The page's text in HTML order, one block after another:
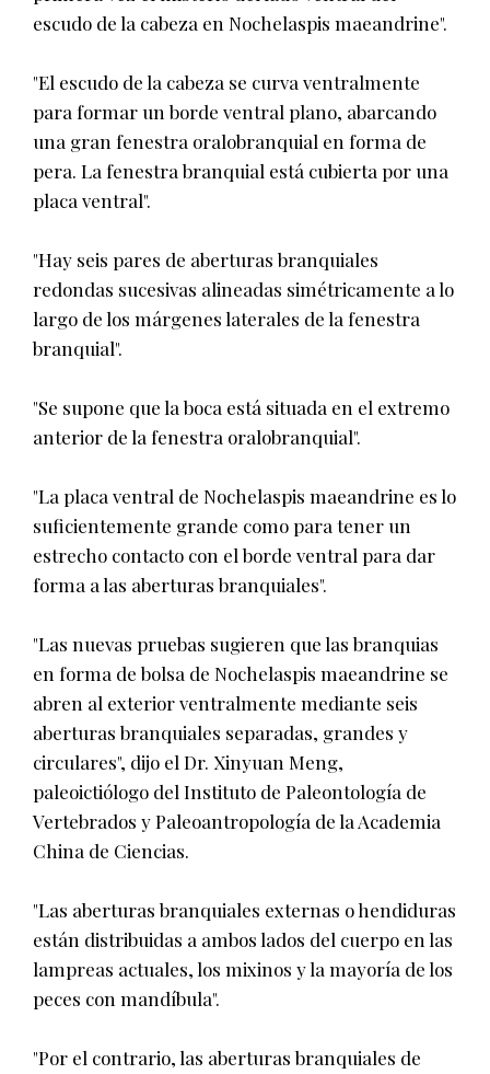
escudo de la cabeza en Nochelaspis maeandrine".
"El escudo de la cabeza se curva ventralmente
para formar un borde ventral plano, abarcando
una gran fenestra oralobranquial en forma de
pera. La fenestra branquial está cubierta por una
placa ventral".
"Hay seis pares de aberturas branquiales
redondas sucesivas alineadas simétricamente a lo
largo de los márgenes laterales de la fenestra
branquial".
"Se supone que la boca está situada en el extremo
anterior de la fenestra oralobranquial".
"La placa ventral de Nochelaspis maeandrine es lo
suficientemente grande como para tener un
estrecho contacto con el borde ventral para dar
forma a las aberturas branquiales".
"Las nuevas pruebas sugieren que las branquias
en forma de bolsa de Nochelaspis maeandrine se
abren al exterior ventralmente mediante seis
aberturas branquiales separadas, grandes y
circulares", dijo el Dr. Xinyuan Meng,
paleoictiólogo del Instituto de Paleontología de
Vertebrados y Paleoantropología de la Academia
China de Ciencias.
"Las aberturas branquiales externas o hendiduras
están distribuidas a ambos lados del cuerpo en las
lampreas actuales, los mixinos y la mayoría de los
peces con mandíbula".
"Por el contrario, las aberturas branquiales de